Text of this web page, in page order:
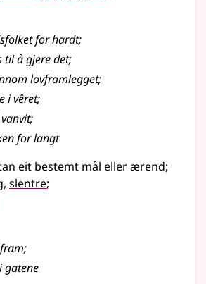
for hardt;
til å gjere det;
lovframlegget;
i vêret;
;
for langt
eit bestemt mål eller ærend;
slentre;
;
gatene